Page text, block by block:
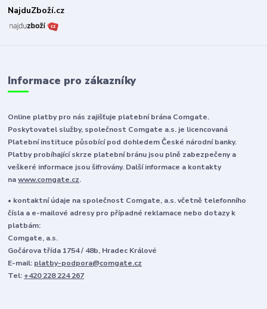
NajduZboží.cz
Informace pro zákazníky
Online platby pro nás zajišťuje platební brána Comgate.
Poskytovatel služby, společnost Comgate a.s. je licencovaná
Platební instituce působící pod dohledem České národní banky.
Platby probíhající skrze platební bránu jsou plně zabezpečeny a
veškeré informace jsou šifrovány. Další informace a kontakty
nawww.comgate.cz.
• kontaktní údaje na společnost Comgate, a.s. včetně telefonního
čísla a e-mailové adresy pro případné reklamace nebo dotazy k
platbám:
Comgate, a.s.
Gočárova třída 1754 / 48b, Hradec Králové
E-mail: platby-podpora@comgate.cz
Tel: +420 228 224 267